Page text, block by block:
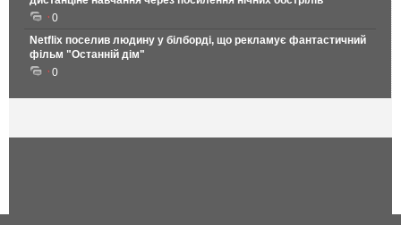
0
Netflix поселив людину у білборді, що рекламує фантастичний
фільм "Останній дім"
0